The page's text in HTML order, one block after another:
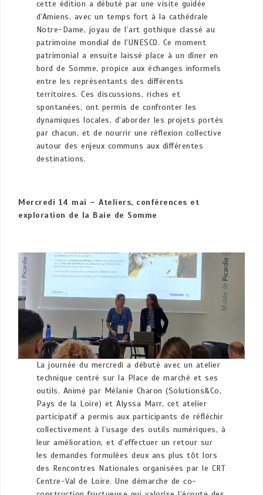
cette édition a débuté par une visite guidée
d’Amiens, avec un temps fort à la cathédrale
Notre-Dame, joyau de l’art gothique classé au
patrimoine mondial de l’UNESCO. Ce moment
patrimonial a ensuite laissé place à un dîner en
bord de Somme, propice aux échanges informels
entre les représentants des différents
territoires. Ces discussions, riches et
spontanées, ont permis de confronter les
dynamiques locales, d’aborder les projets portés
par chacun, et de nourrir une réflexion collective
autour des enjeux communs aux différentes
destinations.
Mercredi 14 mai – Ateliers, conférences et
exploration de la Baie de Somme
La journée du mercredi a débuté avec un atelier
technique centré sur la Place de marché et ses
outils. Animé par Mélanie Charon (Solutions&Co,
Pays de la Loire) et Alyssa Marr, cet atelier
participatif a permis aux participants de réfléchir
collectivement à l’usage des outils numériques, à
leur amélioration, et d’effectuer un retour sur
les demandes formulées deux ans plus tôt lors
des Rencontres Nationales organisées par le CRT
Centre-Val de Loire. Une démarche de co-